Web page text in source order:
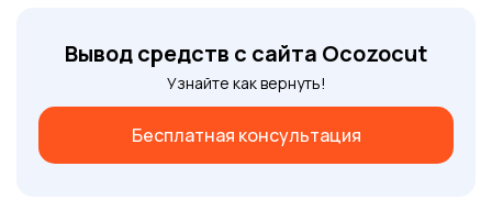
Вывод средств с сайта Ocozocut
Узнайте как вернуть!
Бесплатная консультация